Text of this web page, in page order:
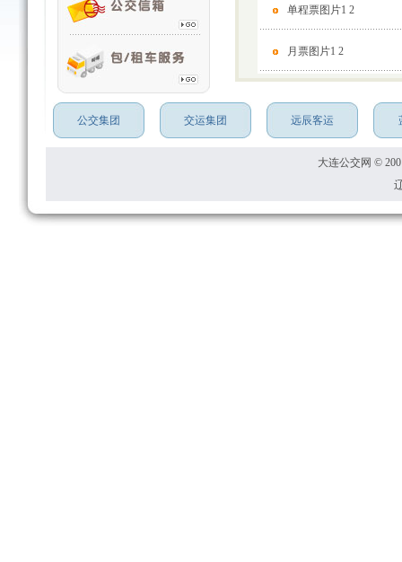
单程票图片1 2
月票图片1 2
公交集团 交运集团 远辰客运
大连公交网 ©